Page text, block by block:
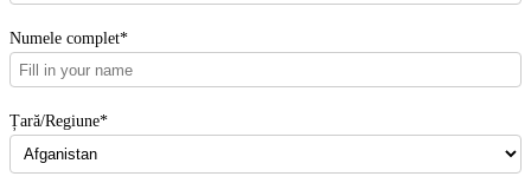
Numele complet*
Țară/Regiune*